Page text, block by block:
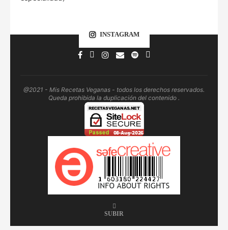
INSTAGRAM
@2021 - Mis Recetas Veganas - todos los derechos reservados.
Queda prohibida la duplicación del contenido .
SUBIR